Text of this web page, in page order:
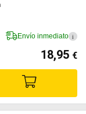
Envío inmediato i
18,95 €